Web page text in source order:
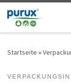
Zum Inhalt springen
Startseite »